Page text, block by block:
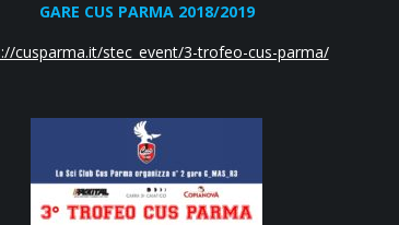
GARE CUS PARMA 2018/2019
cusparma.it/stec_event/3-trofeo-cus-parma/